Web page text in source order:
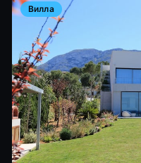
Вилла